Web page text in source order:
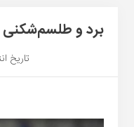
برد و طلسم‌شکنی
تاریخ انتشار: